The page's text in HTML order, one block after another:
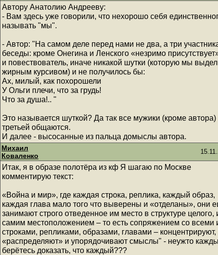
Автору Анатолию Андрееву:
- Вам здесь уже говорили, что нехорошо себя
называть "мы".
- Автор: "На самом деле перед нами не два, а три
беседы: кроме Онегина и Ленского «незримо
и повествователь, иначе никакой шутки (которую мы
жирным курсивом) и не получилось бы:
Ах, милый, как похорошели
У Ольги плечи, что за грудь!
Что за душа!.. "
Это называется шуткой? Да так все мужики (кроме автора)
третьей общаются.
И далее - высосанные из пальца домыслы автора.
Михаил
Коваленко
Итак, я в образе полотёра из кф Я шагаю по Москве
комментирую текст:
«Война и мир», где каждая строка, реплика, каждый образ,
каждая глава мало того что выверены и «отделаны», они
занимают строго отведенное им место в структуре целого,
самим местоположением – то есть сопряжением со всеми
строками, репликами, образами, главами – концентрируют,
«распределяют» и упорядочивают смыслы" - неужто
берётесь доказать, что каждый???